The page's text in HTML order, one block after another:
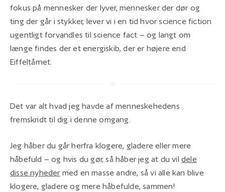
fokus på mennesker der lyver, mennesker der dør og
ting der går i stykker, lever vi i en tid hvor science fiction
ugentligt forvandles til science fact – og langt om
længe findes der et energiskib, der er højere end
Eiffeltårnet.
Det var alt hvad jeg havde af menneskehedens
fremskridt til dig i denne omgang.
Jeg håber du går herfra klogere, gladere eller mere
håbefuld – og hvis du gør, så håber jeg at du vildele
disse nyhedermed en masse andre, så vi alle kan blive
klogere, gladere og mere håbefulde, sammen!